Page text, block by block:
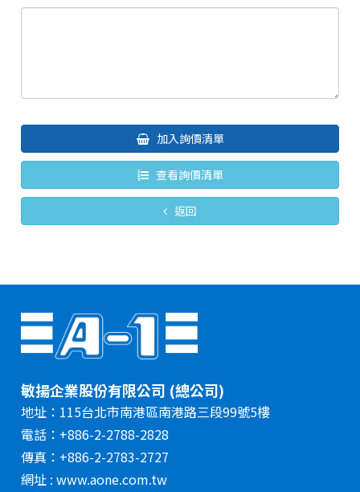
加入詢價清單
查看詢價清單
返回
敏揚企業股份有限公司 (總公司)
地址：115台北市南港區南港路三段99號5樓
電話：+886-2-2788-2828
傳真：+886-2-2783-2727
網址 : www.aone.com.tw